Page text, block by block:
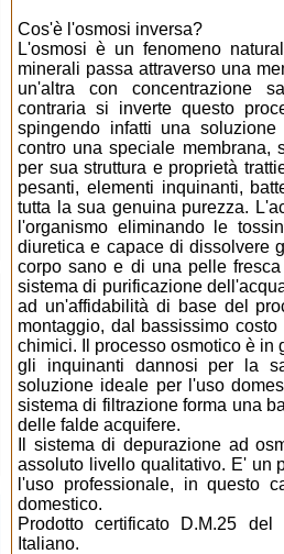
Cos'è l'osmosi inversa?
L'osmosi è un fenomeno
minerali passa attraverso una
un'altra con concentrazione
contraria si inverte questo
spingendo infatti una
contro una speciale membrana,
per sua struttura e proprietà
pesanti, elementi inquinanti,
tutta la sua genuina purezza.
l'organismo eliminando le
diuretica e capace di dissolvere
corpo sano e di una pelle
sistema di purificazione
ad un'affidabilità di base del
montaggio, dal bassissimo
chimici. Il processo osmotico è in
gli inquinanti dannosi per la
soluzione ideale per l'uso
sistema di filtrazione forma una
delle falde acquifere.
Il sistema di depurazione ad
assoluto livello qualitativo. E' un
l'uso professionale, in questo
domestico.
Prodotto certificato D.M.25
Italiano.